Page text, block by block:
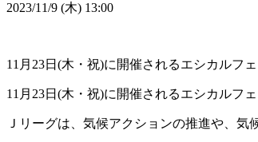
2023/11/9 (木) 13:00
11月23日(木・祝)に開催されるエシカルフ
11月23日(木・祝)に開催されるエシカルフ
Ｊリーグは、気候アクションの推進や、